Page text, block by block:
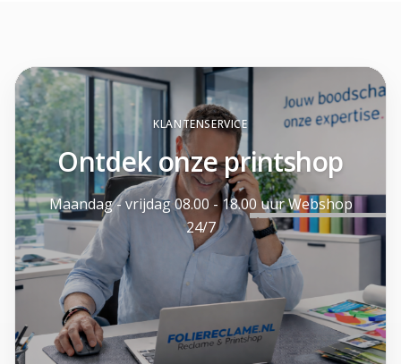
KLANTENSERVICE
Ontdek onze printshop
Maandag - vrijdag 08.00 - 18.00 uur Webshop
24/7